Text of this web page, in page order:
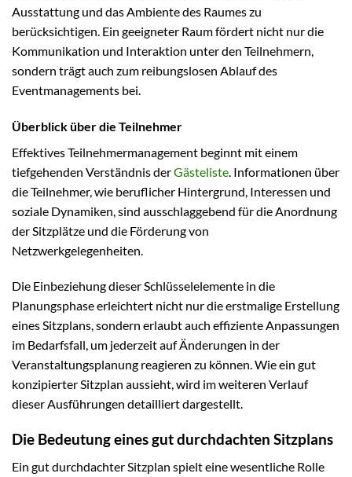
Ausstattung und das Ambiente des Raumes zu
berücksichtigen. Ein geeigneter Raum fördert nicht nur die
Kommunikation und Interaktion unter den Teilnehmern,
sondern trägt auch zum reibungslosen Ablauf des
Eventmanagements bei.
Überblick über die Teilnehmer
Effektives Teilnehmermanagement beginnt mit einem
tiefgehenden Verständnis derGästeliste . Informationen über
die Teilnehmer, wie beruflicher Hintergrund, Interessen und
soziale Dynamiken, sind ausschlaggebend für die Anordnung
der Sitzplätze und die Förderung von
Netzwerkgelegenheiten.
Die Einbeziehung dieser Schlüsselelemente in die
Planungsphase erleichtert nicht nur die erstmalige Erstellung
eines Sitzplans, sondern erlaubt auch effiziente Anpassungen
im Bedarfsfall, um jederzeit auf Änderungen in der
Veranstaltungsplanung reagieren zu können. Wie ein gut
konzipierter Sitzplan aussieht, wird im weiteren Verlauf
dieser Ausführungen detailliert dargestellt.
Die Bedeutung eines gut durchdachten Sitzplans
Ein gut durchdachter Sitzplan spielt eine wesentliche Rolle